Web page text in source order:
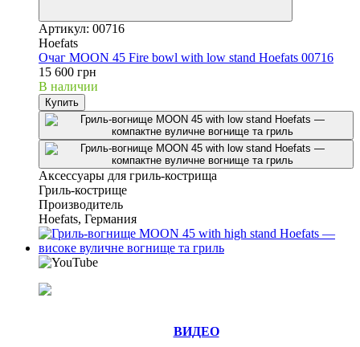
Артикул: 00716
Hoefats
Очаг MOON 45 Fire bowl with low stand Hoefats 00716
15 600 грн
В наличии
Купить
Аксессуары для гриль-кострища
Гриль-кострище
Производитель
Hoefats, Германия
ВИДЕО